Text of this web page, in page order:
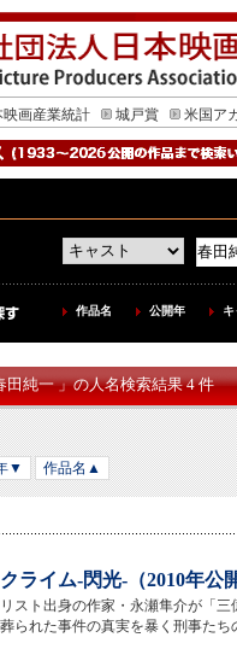
映画産業統計 城戸賞 米国ア
作品名 公開年
田純一 」の人名検索結果 4 件
▼ 作品名▲
ライム-閃光-（2010年公
スト出身の作家・永瀬隼介が「
られた事件の真実を暴く刑事た